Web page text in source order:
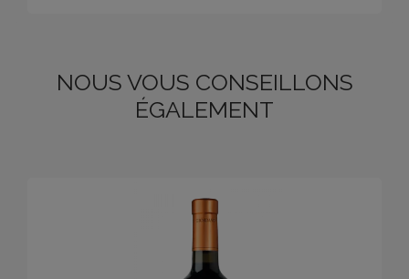
NOUS VOUS CONSEILLONS
ÉGALEMENT